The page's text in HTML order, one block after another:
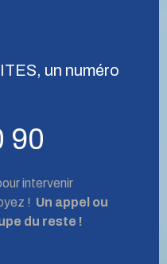
un numéro
90
intervenir
! Un appel ou
du reste !